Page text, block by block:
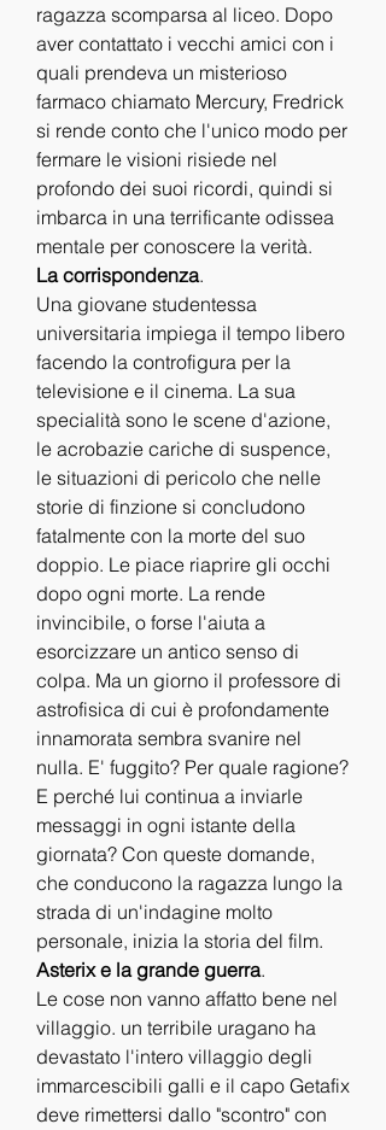
ragazza scomparsa al liceo. Dopo
aver contattato i vecchi amici con i
quali prendeva un misterioso
farmaco chiamato Mercury, Fredrick
si rende conto che l'unico modo per
fermare le visioni risiede nel
profondo dei suoi ricordi, quindi si
imbarca in una terrificante odissea
mentale per conoscere la verità.
La corrispondenza.
Una giovane studentessa
universitaria impiega il tempo libero
facendo la controfigura per la
televisione e il cinema. La sua
specialità sono le scene d'azione,
le acrobazie cariche di suspence,
le situazioni di pericolo che nelle
storie di finzione si concludono
fatalmente con la morte del suo
doppio. Le piace riaprire gli occhi
dopo ogni morte. La rende
invincibile, o forse l'aiuta a
esorcizzare un antico senso di
colpa. Ma un giorno il professore di
astrofisica di cui è profondamente
innamorata sembra svanire nel
nulla. E' fuggito? Per quale ragione?
E perché lui continua a inviarle
messaggi in ogni istante della
giornata? Con queste domande,
che conducono la ragazza lungo la
strada di un'indagine molto
personale, inizia la storia del film.
Asterix e la grande guerra.
Le cose non vanno affatto bene nel
villaggio. un terribile uragano ha
devastato l'intero villaggio degli
immarcescibili galli e il capo Getafix
deve rimettersi dallo "scontro" con